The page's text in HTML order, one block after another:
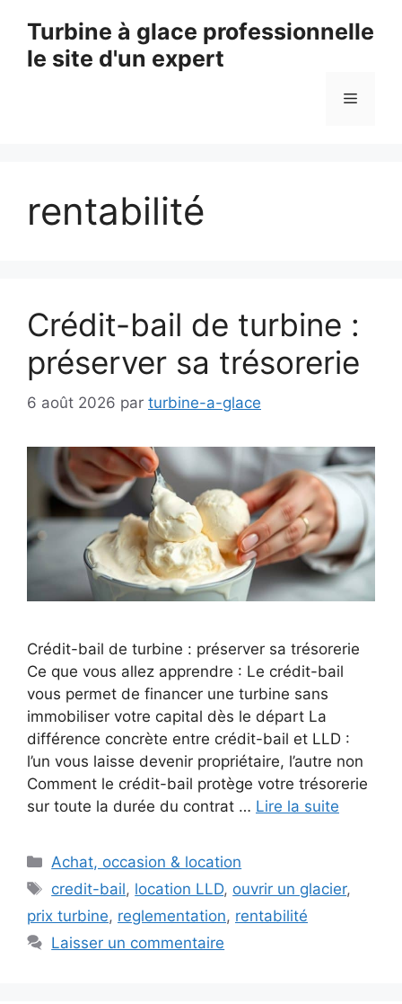
contenu
Turbine à glace professionnelle
le site d'un expert
Menu
rentabilité
Crédit-bail de turbine :
préserver sa trésorerie
6 août 2026 par turbine-a-glace
Crédit-bail de turbine : préserver sa trésorerie
Ce que vous allez apprendre : Le crédit-bail
vous permet de financer une turbine sans
immobiliser votre capital dès le départ La
différence concrète entre crédit-bail et LLD :
l’un vous laisse devenir propriétaire, l’autre non
Comment le crédit-bail protège votre trésorerie
sur toute la durée du contrat … Lire la suite
Catégories
Achat, occasion & location
Étiquettes
credit-bail, location LLD, ouvrir un glacier,
prix turbine, reglementation, rentabilité
Laisser un commentaire